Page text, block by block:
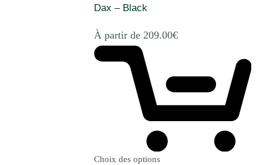
Dax – Black
À partir de 209.00€
Choix des options